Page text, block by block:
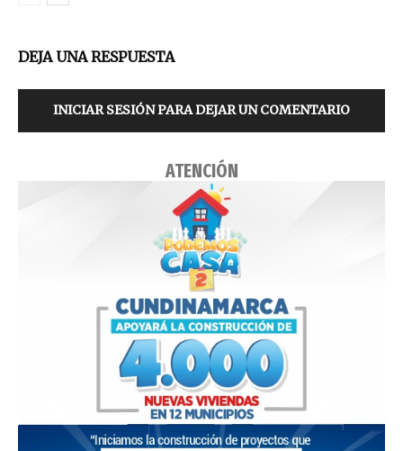
DEJA UNA RESPUESTA
INICIAR SESIÓN PARA DEJAR UN COMENTARIO
ATENCIÓN